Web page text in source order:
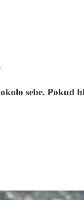
sebe. Pokud